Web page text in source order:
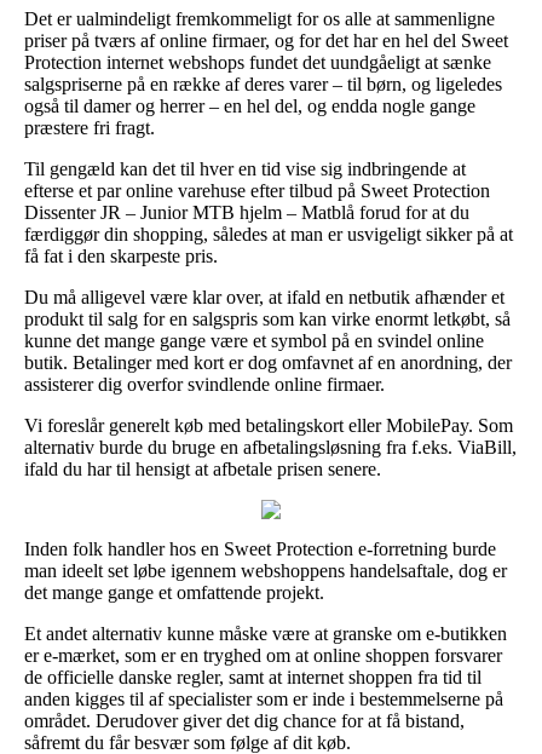
Det er ualmindeligt fremkommeligt for os alle at sammenligne
priser på tværs af online firmaer, og for det har en hel del Sweet
Protection internet webshops fundet det uundgåeligt at sænke
salgspriserne på en række af deres varer – til børn, og ligeledes
også til damer og herrer – en hel del, og endda nogle gange
præstere fri fragt.
Til gengæld kan det til hver en tid vise sig indbringende at
efterse et par online varehuse efter tilbud på Sweet Protection
Dissenter JR – Junior MTB hjelm – Matblå forud for at du
færdiggør din shopping, således at man er usvigeligt sikker på at
få fat i den skarpeste pris.
Du må alligevel være klar over, at ifald en netbutik afhænder et
produkt til salg for en salgspris som kan virke enormt letkøbt, så
kunne det mange gange være et symbol på en svindel online
butik. Betalinger med kort er dog omfavnet af en anordning, der
assisterer dig overfor svindlende online firmaer.
Vi foreslår generelt køb med betalingskort eller MobilePay. Som
alternativ burde du bruge en afbetalingsløsning fra f.eks. ViaBill,
ifald du har til hensigt at afbetale prisen senere.
Inden folk handler hos en Sweet Protection e-forretning burde
man ideelt set løbe igennem webshoppens handelsaftale, dog er
det mange gange et omfattende projekt.
Et andet alternativ kunne måske være at granske om e-butikken
er e-mærket, som er en tryghed om at online shoppen forsvarer
de officielle danske regler, samt at internet shoppen fra tid til
anden kigges til af specialister som er inde i bestemmelserne på
området. Derudover giver det dig chance for at få bistand,
såfremt du får besvær som følge af dit køb.